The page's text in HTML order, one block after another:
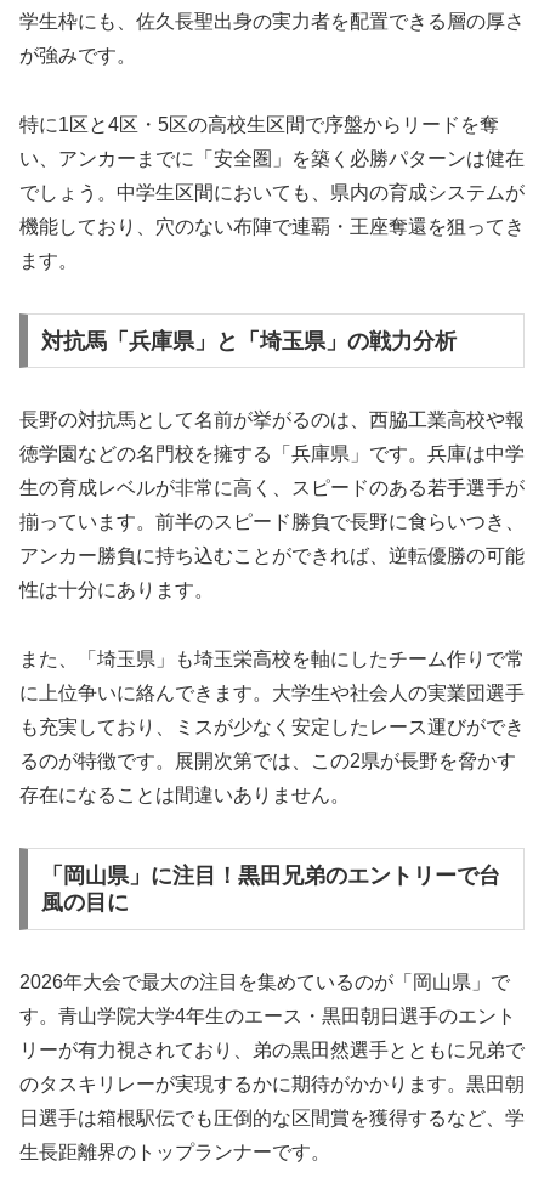
学生枠にも、佐久長聖出身の実力者を配置できる層の厚さ
が強みです。
特に1区と4区・5区の高校生区間で序盤からリードを奪
い、アンカーまでに「安全圏」を築く必勝パターンは健在
でしょう。中学生区間においても、県内の育成システムが
機能しており、穴のない布陣で連覇・王座奪還を狙ってき
ます。
対抗馬「兵庫県」と「埼玉県」の戦力分析
長野の対抗馬として名前が挙がるのは、西脇工業高校や報
徳学園などの名門校を擁する「兵庫県」です。兵庫は中学
生の育成レベルが非常に高く、スピードのある若手選手が
揃っています。前半のスピード勝負で長野に食らいつき、
アンカー勝負に持ち込むことができれば、逆転優勝の可能
性は十分にあります。
また、「埼玉県」も埼玉栄高校を軸にしたチーム作りで常
に上位争いに絡んできます。大学生や社会人の実業団選手
も充実しており、ミスが少なく安定したレース運びができ
るのが特徴です。展開次第では、この2県が長野を脅かす
存在になることは間違いありません。
「岡山県」に注目！黒田兄弟のエントリーで台
風の目に
2026年大会で最大の注目を集めているのが「岡山県」で
す。青山学院大学4年生のエース・黒田朝日選手のエント
リーが有力視されており、弟の黒田然選手とともに兄弟で
のタスキリレーが実現するかに期待がかかります。黒田朝
日選手は箱根駅伝でも圧倒的な区間賞を獲得するなど、学
生長距離界のトップランナーです。